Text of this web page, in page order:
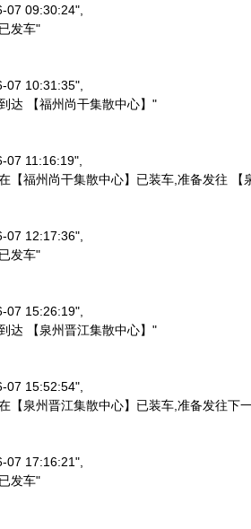
07 09:30:24",
已发车"
07 10:31:35",
件到达 【福州尚干集散中心】"
07 11:16:19",
快件在【福州尚干集散中心】已装车,准备发往
07 12:17:36",
已发车"
07 15:26:19",
件到达 【泉州晋江集散中心】"
07 15:52:54",
件在【泉州晋江集散中心】已装车,准备发往下
07 17:16:21",
已发车"